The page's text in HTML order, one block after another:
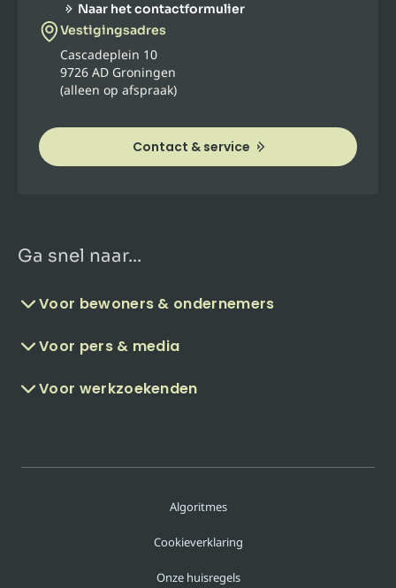
Naar het contactformulier
Vestigingsadres
Cascadeplein 10
9726 AD Groningen
(alleen op afspraak)
Contact & service
Ga snel naar...
Voor bewoners & ondernemers
Voor pers & media
Voor werkzoekenden
Algoritmes
Cookieverklaring
Onze huisregels